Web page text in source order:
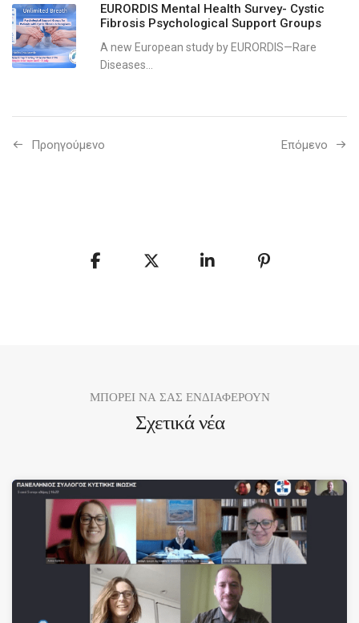
EURORDIS Mental Health Survey- Cystic
Fibrosis Psychological Support Groups
A new European study by EURORDIS—Rare
Diseases...
Προηγούμενo Επόμενο
ΜΠΟΡΕΙ ΝΑ ΣΑΣ ΕΝΔΙΑΦΕΡΟΥΝ
Σχετικά νέα